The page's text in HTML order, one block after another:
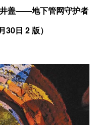
井盖——地下管网守护者
30日 2 版）